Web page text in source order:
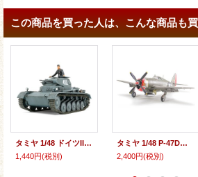
この商品を買った人は、こんな商品も
タミヤ 1/48 ドイツII号戦車A〜C型(フランス戦線)
1,440円(税別)
タミヤ 1/48 P-47Dサンダーボルト"レイザーバック" 【プラモデル】
2,400円(税別)